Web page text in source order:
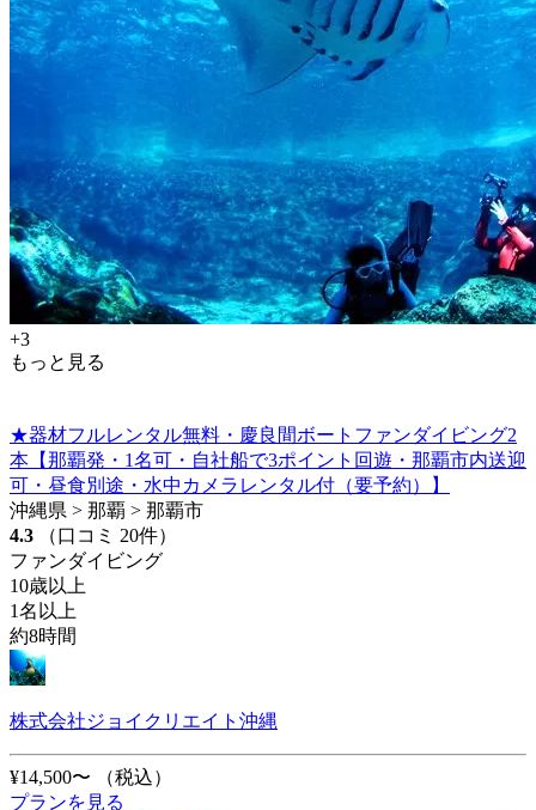
+3
もっと見る
★器材フルレンタル無料・慶良間ボートファンダイビング2
本【那覇発・1名可・自社船で3ポイント回遊・那覇市内送迎
可・昼食別途・水中カメラレンタル付（要予約）】
沖縄県 > 那覇 > 那覇市
4.3
（口コミ 20件）
ファンダイビング
10歳以上
1名以上
約8時間
株式会社ジョイクリエイト沖縄
¥14,500〜
（税込）
プランを見る